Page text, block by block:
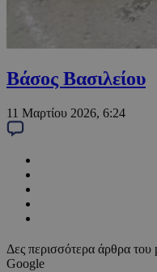
Βάσος Βασιλείου
11 Μαρτίου 2026, 6:24
Δες περισσότερα άρθρα του
Google